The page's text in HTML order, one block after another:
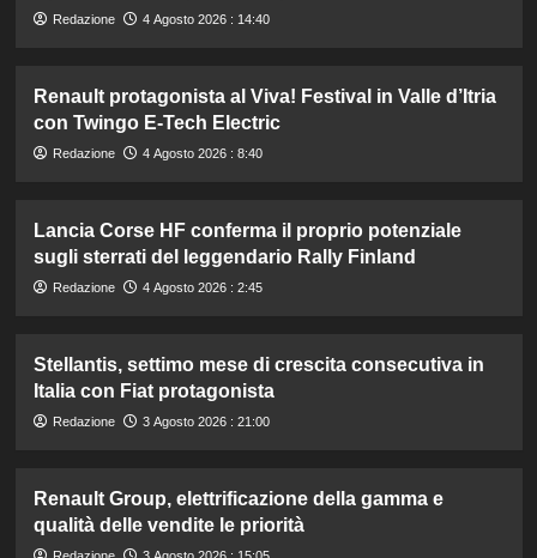
Redazione 4 Agosto 2026 : 14:40
Renault protagonista al Viva! Festival in Valle d’Itria
con Twingo E-Tech Electric
Redazione 4 Agosto 2026 : 8:40
Lancia Corse HF conferma il proprio potenziale
sugli sterrati del leggendario Rally Finland
Redazione 4 Agosto 2026 : 2:45
Stellantis, settimo mese di crescita consecutiva in
Italia con Fiat protagonista
Redazione 3 Agosto 2026 : 21:00
Renault Group, elettrificazione della gamma e
qualità delle vendite le priorità